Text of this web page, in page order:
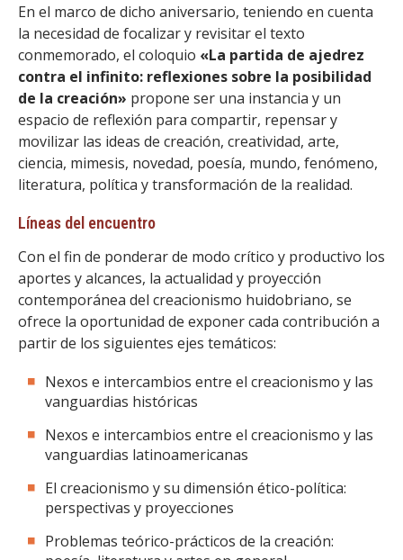
En el marco de dicho aniversario, teniendo en cuenta
la necesidad de focalizar y revisitar el texto
conmemorado, el coloquio «La partida de ajedrez
contra el infinito: reflexiones sobre la posibilidad
de la creación» propone ser una instancia y un
espacio de reflexión para compartir, repensar y
movilizar las ideas de creación, creatividad, arte,
ciencia, mimesis, novedad, poesía, mundo, fenómeno,
literatura, política y transformación de la realidad.
Líneas del encuentro
Con el fin de ponderar de modo crítico y productivo los
aportes y alcances, la actualidad y proyección
contemporánea del creacionismo huidobriano, se
ofrece la oportunidad de exponer cada contribución a
partir de los siguientes ejes temáticos:
Nexos e intercambios entre el creacionismo y las
vanguardias históricas
Nexos e intercambios entre el creacionismo y las
vanguardias latinoamericanas
El creacionismo y su dimensión ético-política:
perspectivas y proyecciones
Problemas teórico-prácticos de la creación: